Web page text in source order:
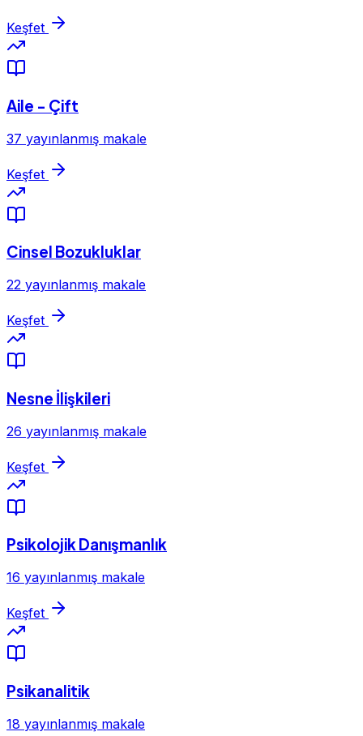
Keşfet
Aile - Çift
37 yayınlanmış makale
Keşfet
Cinsel Bozukluklar
22 yayınlanmış makale
Keşfet
Nesne İlişkileri
26 yayınlanmış makale
Keşfet
Psikolojik Danışmanlık
16 yayınlanmış makale
Keşfet
Psikanalitik
18 yayınlanmış makale